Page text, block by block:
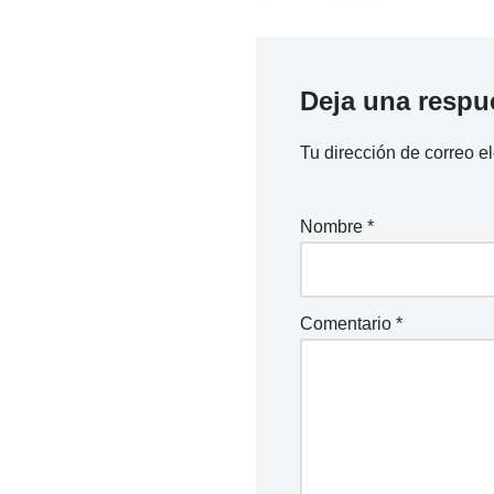
Deja una
Tu dirección de correo
Nombre *
Comentario *